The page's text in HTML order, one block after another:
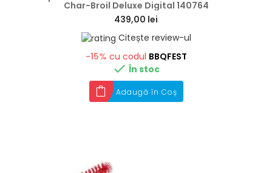
Char-Broil Deluxe Digital 140764
439,00 lei
Citește review-ul
-15% cu codul BBQFEST
 În stoc
Adaugă în Coș